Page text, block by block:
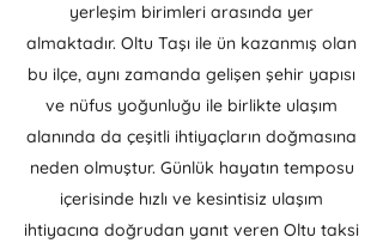
yerleşim birimleri arasında yer
almaktadır. Oltu Taşı ile ün kazanmış olan
bu ilçe, aynı zamanda gelişen şehir yapısı
ve nüfus yoğunluğu ile birlikte ulaşım
alanında da çeşitli ihtiyaçların doğmasına
neden olmuştur. Günlük hayatın temposu
içerisinde hızlı ve kesintisiz ulaşım
ihtiyacına doğrudan yanıt veren Oltu taksi